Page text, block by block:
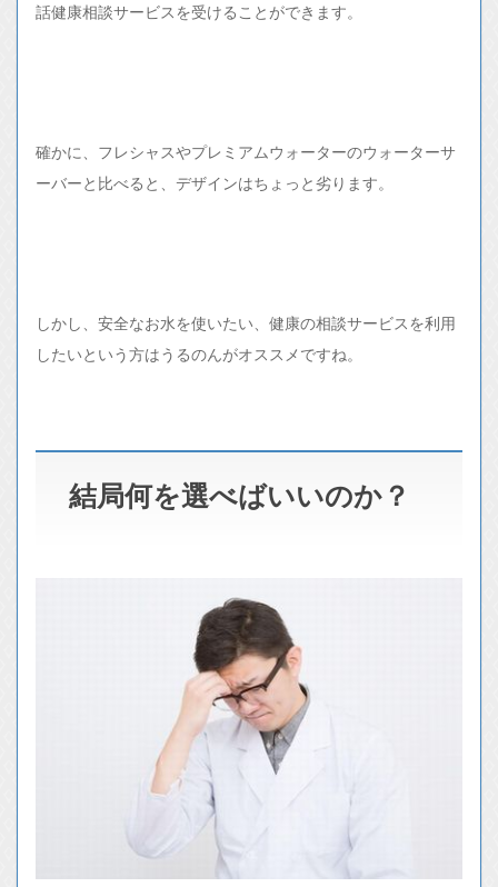
話健康相談サービスを受けることができます。
確かに、フレシャスやプレミアムウォーターのウォーターサ
ーバーと比べると、デザインはちょっと劣ります。
しかし、安全なお水を使いたい、健康の相談サービスを利用
したいという方はうるのんがオススメですね。
結局何を選べばいいのか？